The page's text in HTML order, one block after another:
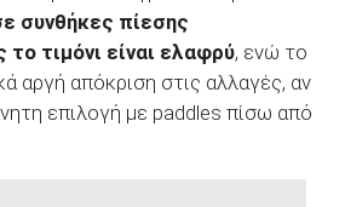
συνθήκες πίεσης
τιμόνι είναι ελαφρύ, ενώ το
αργή απόκριση στις αλλαγές, αν
επιλογή με paddles πίσω από